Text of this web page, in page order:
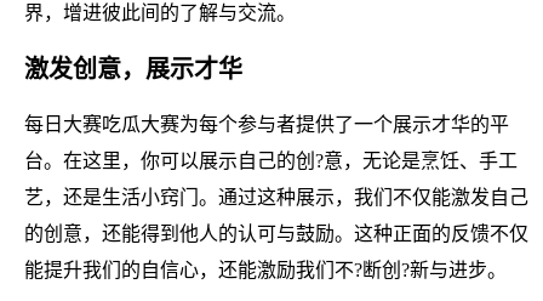
界，增进彼此间的了解与交流。
激发创意，展示才华
每日大赛吃瓜大赛为每个参与者提供了一个展示才华的平
台。在这里，你可以展示自己的创?意，无论是烹饪、手工
艺，还是生活小窍门。通过这种展示，我们不仅能激发自己
的创意，还能得到他人的认可与鼓励。这种正面的反馈不仅
能提升我们的自信心，还能激励我们不?断创?新与进步。